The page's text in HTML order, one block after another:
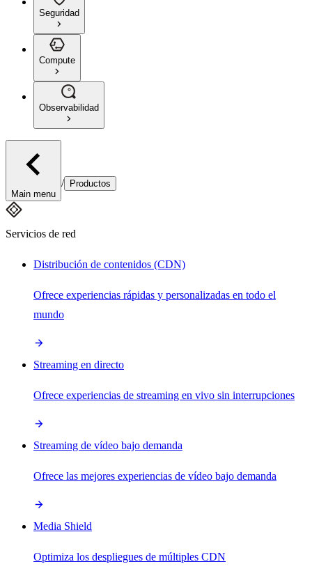
Seguridad
Compute
Observabilidad
Main menu
/ Productos
Servicios de red
Distribución de contenidos (CDN)
Ofrece experiencias rápidas y personalizadas en todo el
mundo
Streaming en directo
Ofrece experiencias de streaming en vivo sin interrupciones
Streaming de vídeo bajo demanda
Ofrece las mejores experiencias de vídeo bajo demanda
Media Shield
Optimiza los despliegues de múltiples CDN